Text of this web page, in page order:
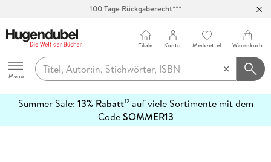
100 Tage Rückgaberecht***
Hugendubel
Menu
Filiale Konto Merkzettel Warenkorb
Summer Sale: 13% Rabatt12auf viele Sortimente mit dem
CodeSOMMER13
erfahren